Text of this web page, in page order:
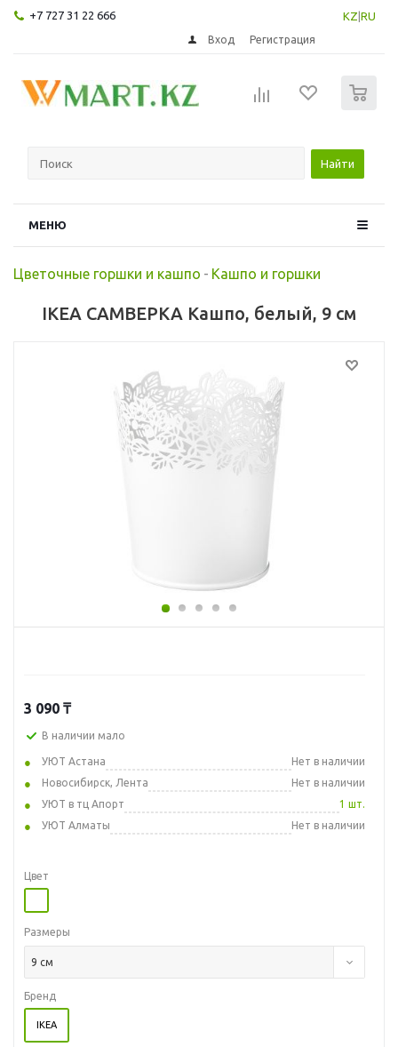
+7 727 31 22 666 KZ RU
Вход Регистрация
Найти
МЕНЮ
Цветочные горшки и кашпо - Кашпо и горшки
IKEA САМВЕРКА Кашпо, белый, 9 см
3 090 ₸
В наличии мало
УЮТ Астана
Нет в наличии
Новосибирск, Лента
Нет в наличии
УЮТ в тц Апорт
1 шт.
УЮТ Алматы
Нет в наличии
Цвет
Размеры
9 см
Бренд
IKEA